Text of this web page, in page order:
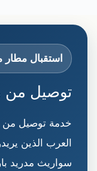
استقبال مطار
توصيل من
خدمة توصيل من
العرب الذين
سواريث مدريد